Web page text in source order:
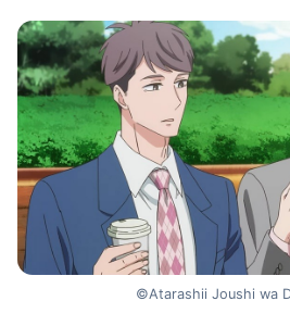
©Atarashii Joushi wa